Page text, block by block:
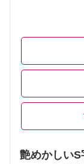
艶めかしい